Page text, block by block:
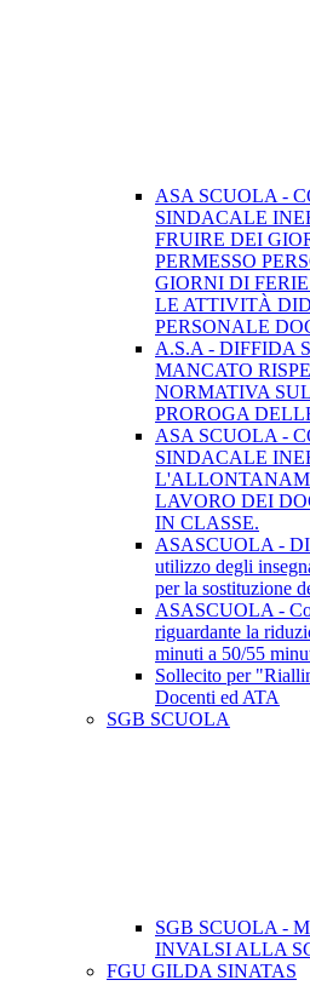
ASA SCUOLA -
SINDACALE
FRUIRE DEI
PERMESSO
GIORNI DI
LE ATTIVITÀ
PERSONALE
A.S.A - DIFFIDA
MANCATO
NORMATIVA
PROROGA
ASA SCUOLA -
SINDACALE
LAVORO DEI
IN CLASSE.
ASASCUOLA -
utilizzo degli
per la sostituzione
ASASCUOLA -
riguardante la
minuti a 50/55
Sollecito per
Docenti ed ATA
SGB SCUOLA
SGB SCUOLA -
INVALSI ALLA
FGU GILDA SINATAS